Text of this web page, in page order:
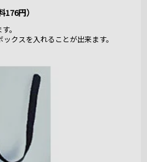
176円）
。
クスを入れることが出来ます。